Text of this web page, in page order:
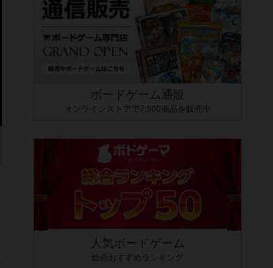
ボードゲーム通販
オンラインストアで7,500商品を販売中
人気ボードゲーム
総合おすすめランキング